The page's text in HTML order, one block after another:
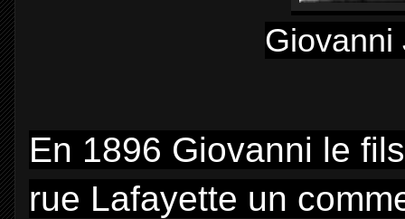
Giovanni
En 1896 Giovanni le
rue Lafayette un